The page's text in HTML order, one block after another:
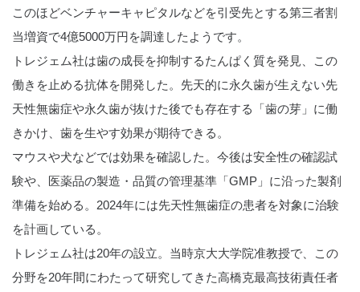
このほどベンチャーキャピタルなどを引受先とする第三者割
当増資で4億5000万円を調達したようです。
トレジェム社は歯の成長を抑制するたんぱく質を発見、この
働きを止める抗体を開発した。先天的に永久歯が生えない先
天性無歯症や永久歯が抜けた後でも存在する「歯の芽」に働
きかけ、歯を生やす効果が期待できる。
マウスや犬などでは効果を確認した。今後は安全性の確認試
験や、医薬品の製造・品質の管理基準「GMP」に沿った製剤
準備を始める。2024年には先天性無歯症の患者を対象に治験
を計画している。
トレジェム社は20年の設立。当時京大大学院准教授で、この
分野を20年間にわたって研究してきた高橋克最高技術責任者